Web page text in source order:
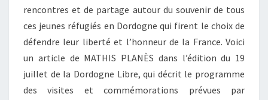
rencontres et de partage autour du souvenir de tous
ces jeunes réfugiés en Dordogne qui firent le choix de
défendre leur liberté et l’honneur de la France. Voici
un article de MATHIS PLANÈS dans l’édition du 19
juillet de la Dordogne Libre, qui décrit le programme
des visites et commémorations prévues par